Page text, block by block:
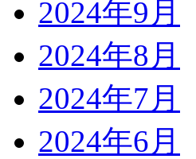
2024年9月
2024年8月
2024年7月
2024年6月